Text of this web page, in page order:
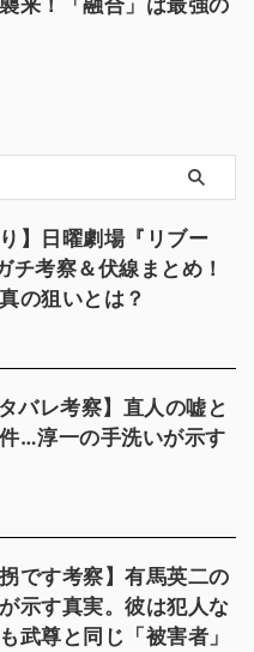
】日曜劇場『リブー
考察＆伏線まとめ！
の狙いとは？
バレ考察】直人の嘘と
…淳一の手洗いが示す
です考察】有馬英二の
示す真実。彼は犯人な
武尊と同じ「被害者」